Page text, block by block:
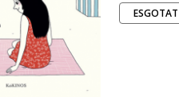
ESGOTAT